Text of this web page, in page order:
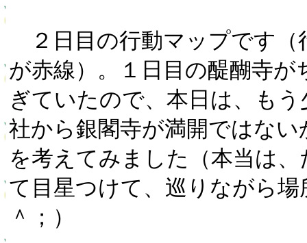
２日目の行動マップです（
が赤線）。１日目の醍醐寺が
ぎていたので、本日は、も
社から銀閣寺が満開ではな
を考えてみました（本当は
て目星つけて、巡りながら
＾；）